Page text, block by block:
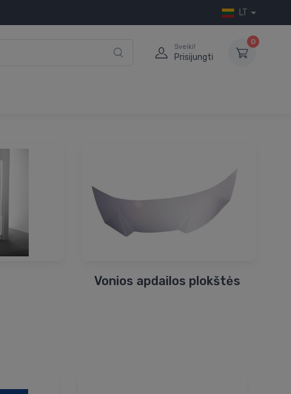
LT
Sveiki!
Prisijungti
0
Vonios apdailos plokštės